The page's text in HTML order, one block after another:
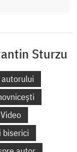
Sturzu
Video
biserici